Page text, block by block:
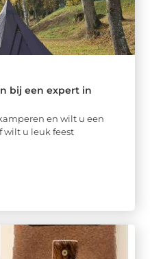
bij een expert in
en wilt u een
wilt u leuk feest